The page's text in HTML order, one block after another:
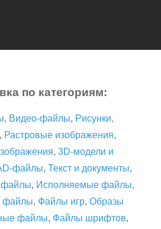
по категориям:
, Видео-файлы, Рисунки,
, Растровые изображения,
, 3D-модели и
файлы, Текст и документы,
файлы, Исполняемые файлы,
файлы, Файлы игр, Образы
файлы, Файлы шрифтов,